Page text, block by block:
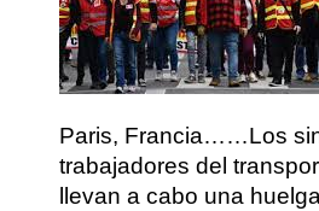
Paris, Francia……Los
trabajadores del
llevan a cabo una